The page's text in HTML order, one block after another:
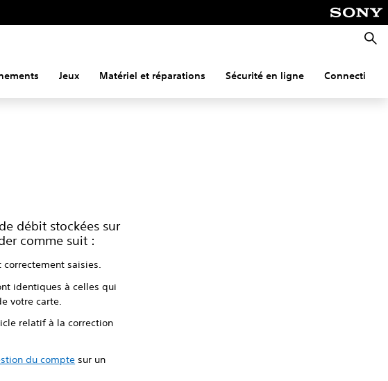
Jeux Matériel et réparations Sécurité en ligne Connectivité
débit stockées sur
comme suit :
saisies.
identiques à celles qui
votre carte.
relatif à la correction
du compte sur un